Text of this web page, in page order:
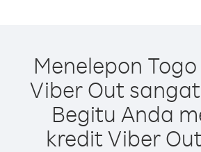
Menelepon
Viber Out
Begitu Anda
kredit Viber